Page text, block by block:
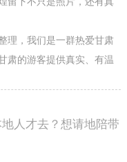
理，我们是一群热爱甘肃
肃的游客提供真实、有温
人才去？想请地陪带